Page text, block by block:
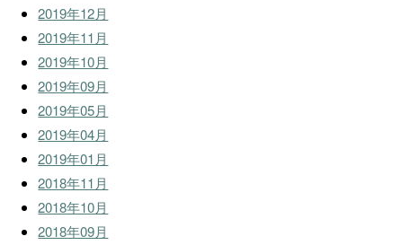
2019年12月
2019年11月
2019年10月
2019年09月
2019年05月
2019年04月
2019年01月
2018年11月
2018年10月
2018年09月